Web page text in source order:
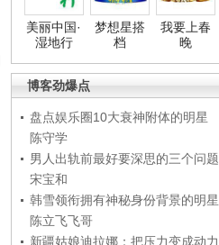
美丽中国·
湿地行
梦想星搭
档
我要上春
晚
博客劲爆点
盘点娱乐圈10大衰神附体的明星
陈守学
男人出轨前最好要深思的三个问题
宋宝和
韩雪领衔拥有神秘身份背景的明星
陈立飞飞哥
新疆姑娘迪拉娜：把压力变成动力